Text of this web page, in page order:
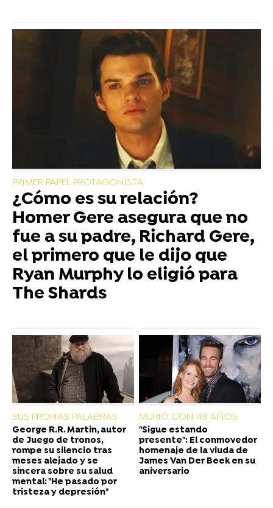
PRIMER PAPEL PROTAGONISTA
¿Cómo es su relación?
Homer Gere asegura que no
fue a su padre, Richard Gere,
el primero que le dijo que
Ryan Murphy lo eligió para
The Shards
SUS PROPIAS PALABRAS
George R.R. Martin, autor
de Juego de tronos,
rompe su silencio tras
meses alejado y se
sincera sobre su salud
mental: "He pasado por
tristeza y depresión"
MURIÓ CON 48 AÑOS
"Sigue estando
presente": El conmovedor
homenaje de la viuda de
James Van Der Beek en su
aniversario